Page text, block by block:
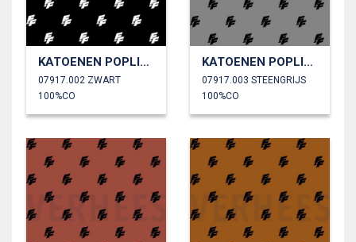
KATOENEN POPLIN FAST & FURIOUS
07917.002 ZWART
100%CO
KATOENEN POPLIN FAST & FURIOUS
07917.003 STEENGRIJS
100%CO